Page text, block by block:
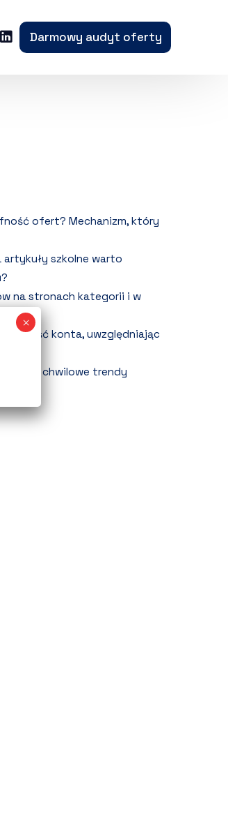
Darmowy audyt oferty
ofert? Mechanizm, który
artykuły szkolne warto
na stronach kategorii i w
konta, uwzględniając
vs. chwilowe trendy